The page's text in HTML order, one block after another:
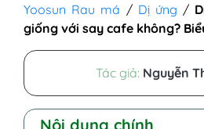
Yoosun Rau má / Dị ứng /
giống với say cafe không?
Tác giả: Nguyễn
Nội dung chính